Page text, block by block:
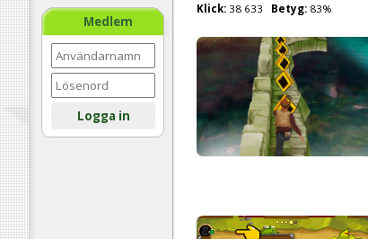
Medlem
Logga in
Klick: 38 633 Betyg: 83%